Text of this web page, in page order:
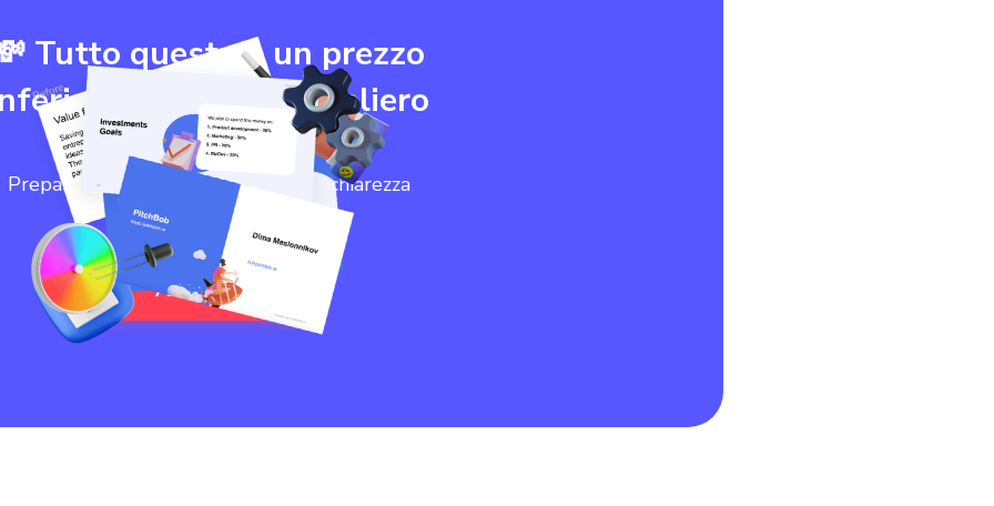
Tutto questo a un prezzo
al costo giornaliero
☕️
Preparati a lanciare con sicurezza e chiarezza
come mai prima d'ora!
Andiamo 🏄